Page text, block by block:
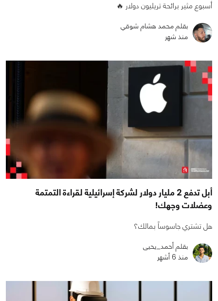
أسبوع مثير برائحة تريليون دولار 🔥
بقلم محمد هشام شوقي
منذ شهر
أبل تدفع 2 مليار دولار لشركة إسرائيلية لقراءة التمتمة
وعضلات وجهك!
هل تشتري جاسوساً بمالك؟
بقلم أحمد_يحيى
منذ 6 أشهر